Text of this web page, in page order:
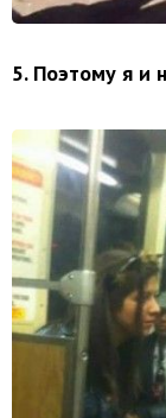
5. Поэтому я и